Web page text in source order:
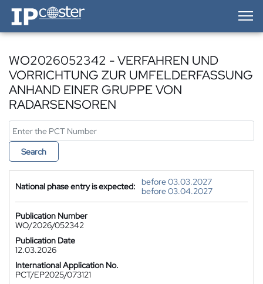
IP-Coster — Home
WO2026052342 - VERFAHREN UND
VORRICHTUNG ZUR UMFELDERFASSUNG
ANHAND EINER GRUPPE VON
RADARSENSOREN
Search
National phase entry is expected:
before 03.03.2027
before 03.04.2027
Publication Number
WO/2026/052342
Publication Date
12.03.2026
International Application No.
PCT/EP2025/073121